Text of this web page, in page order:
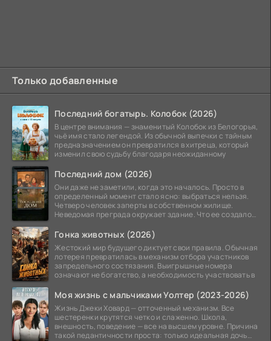
Только добавленные
Последний богатырь. Колобок (2026)
В центре внимания — знаменитый Колобок из Белогорья,
чьё имя стало легендой. Из обычной выпечки с тайным
предназначением он превратился в хитреца, который
изменил свою судьбу благодаря неожиданному
Последний дом (2026)
Они даже не заметили, когда это началось. Просто в
определенный момент стало ясно: выбраться нельзя.
Четверо человек заперты в собственном жилище.
Неведомая преграда окружает здание. Что ее создало
Гонка животных (2026)
Жестокий мир будущего диктует свои правила. Обычная
лотерея превратилась в механизм отбора участников
запредельного состязания. Выигрышные номера
означают не богатство, а необходимость участвовать в
Моя жизнь с мальчиками Уолтер (2023-2026)
Жизнь Джеки Ховард — отточенный механизм. Все
шестеренки крутятся четко и слаженно. Школа,
внешность, поведение — все на высшем уровне. Причина
такой педантичности проста: только идеальная дочь